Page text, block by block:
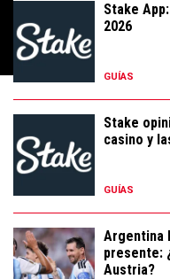
Stake
2026
GUÍAS
Stake
casino y
GUÍAS
Argentina
presente:
Austria?